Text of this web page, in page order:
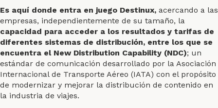
Es aquí donde entra en juego Destinux, acercando a las
empresas, independientemente de su tamaño, la
capacidad para acceder a los resultados y tarifas de
diferentes sistemas de distribución, entre los que se
encuentra el New Distribution Capability (NDC); un
estándar de comunicación desarrollado por la Asociación
Internacional de Transporte Aéreo (IATA) con el propósito
de modernizar y mejorar la distribución de contenido en
la industria de viajes.